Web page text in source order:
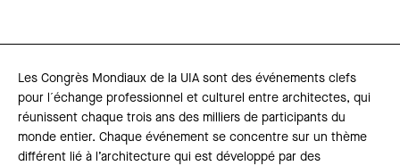
Les Congrès Mondiaux de la UIA sont des événements clefs
pour l´échange professionnel et culturel entre architectes, qui
réunissent chaque trois ans des milliers de participants du
monde entier. Chaque événement se concentre sur un thème
différent lié à l’architecture qui est développé par des